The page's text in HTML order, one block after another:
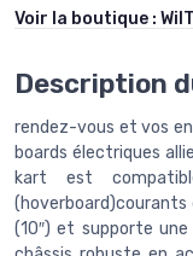
Voir la boutique :
Description
rendez-vous et vos
boards électriques
kart est
(hoverboard)courants
(10″) et supporte